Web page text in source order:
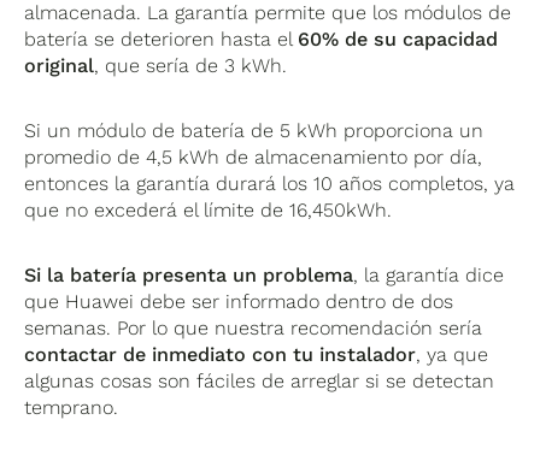
almacenada. La garantía permite que los módulos de
batería se deterioren hasta el 60% de su capacidad
original, que sería de 3 kWh.
Si un módulo de batería de 5 kWh proporciona un
promedio de 4,5 kWh de almacenamiento por día,
entonces la garantía durará los 10 años completos, ya
que no excederá el límite de 16,450kWh.
Si la batería presenta un problema, la garantía dice
que Huawei debe ser informado dentro de dos
semanas. Por lo que nuestra recomendación sería
contactar de inmediato con tu instalador, ya que
algunas cosas son fáciles de arreglar si se detectan
temprano.